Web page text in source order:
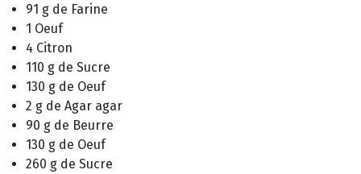
91 g de Farine
1 Oeuf
4 Citron
110 g de Sucre
130 g de Oeuf
2 g de Agar agar
90 g de Beurre
130 g de Oeuf
260 g de Sucre